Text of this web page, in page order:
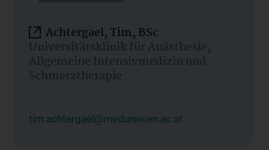
Achtergael, Tim, BSc
Universitätsklinik für Anästhesie,
Allgemeine Intensivmedizin und
Schmerztherapie
tim.achtergael@meduniwien.ac.at